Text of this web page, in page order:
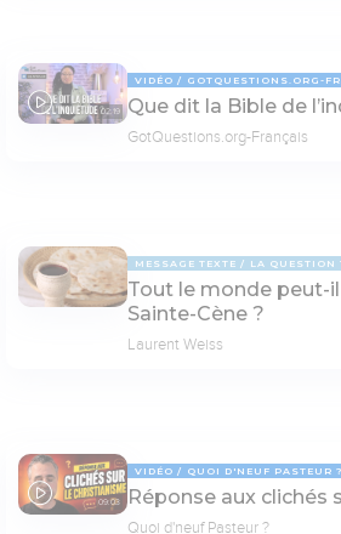
02:19
VIDÉO GOTQUESTIONS.ORG-
Que dit la Bible de
GotQuestions.org-Français
MESSAGE TEXTE LA QUESTION
Tout le monde peut-
Sainte-Cène ?
Laurent Weiss
09:03
VIDÉO QUOI D'NEUF PASTEUR ?
Réponse aux clichés
Quoi d'neuf Pasteur ?